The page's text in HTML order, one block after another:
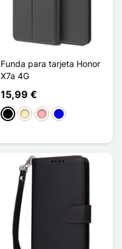
Funda para tarjeta Honor
X7a 4G
15,99 €
NegroOro Oro rosa
Azul